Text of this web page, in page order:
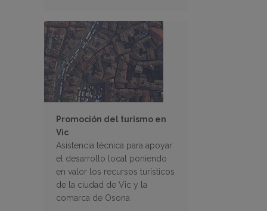
Promoción del turismo en
Vic
Asistencia técnica para apoyar
el desarrollo local poniendo
en valor los recursos turísticos
de la ciudad de Vic y la
comarca de Osona